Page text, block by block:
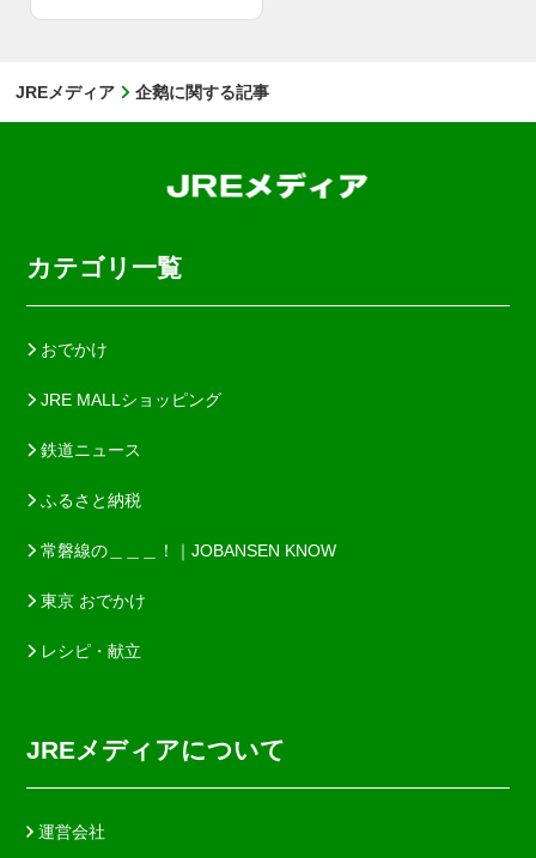
JREメディア 企鹅に関する記事
カテゴリ一覧
おでかけ
JRE MALLショッピング
鉄道ニュース
ふるさと納税
常磐線の＿＿＿！｜JOBANSEN KNOW
東京 おでかけ
レシピ・献立
JREメディアについて
運営会社